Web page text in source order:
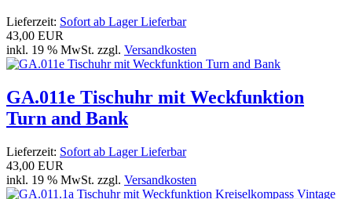
Lieferzeit: Sofort ab Lager Lieferbar
43,00 EUR
inkl. 19 % MwSt. zzgl. Versandkosten
GA.011e Tischuhr mit Weckfunktion
Turn and Bank
Lieferzeit: Sofort ab Lager Lieferbar
43,00 EUR
inkl. 19 % MwSt. zzgl. Versandkosten